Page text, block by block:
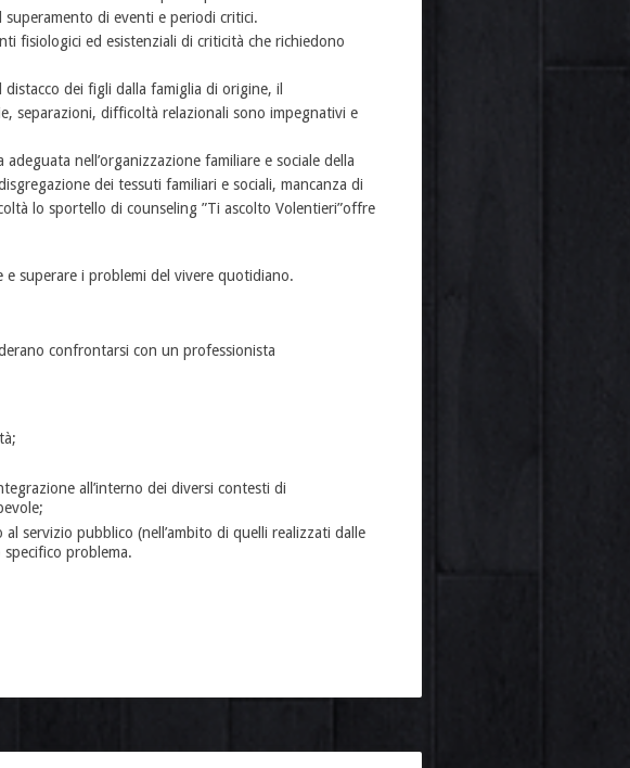
superamento di eventi e periodi critici.
fisiologici ed esistenziali di criticità che richiedono
distacco dei figli dalla famiglia di origine, il
separazioni, difficoltà relazionali sono impegnativi e
nell’organizzazione familiare e sociale della
dei tessuti familiari e sociali, mancanza di
lo sportello di counseling ”Ti ascolto Volentieri”offre
superare i problemi del vivere quotidiano.
confrontarsi con un professionista
all’interno dei diversi contesti di
servizio pubblico (nell’ambito di quelli realizzati dalle
problema.